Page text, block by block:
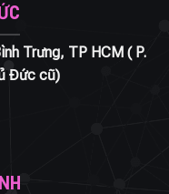
Trưng, TP HCM ( P.
Đức cũ)